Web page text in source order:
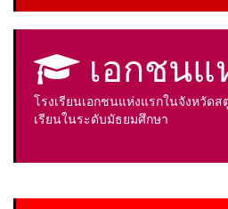
เอกชนแ
โรงเรียนเอกชนแห่งแรกในจังหวัด
เรียนในระดับมัธยมศึกษา